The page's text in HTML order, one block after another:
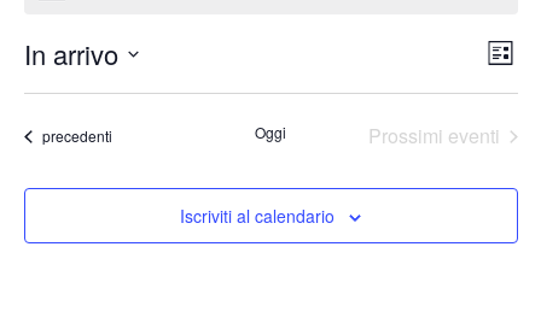
Lista
In arrivo
Seleziona
data.
Eventi
precedenti Oggi Prossimi eventi
Iscriviti al calendario